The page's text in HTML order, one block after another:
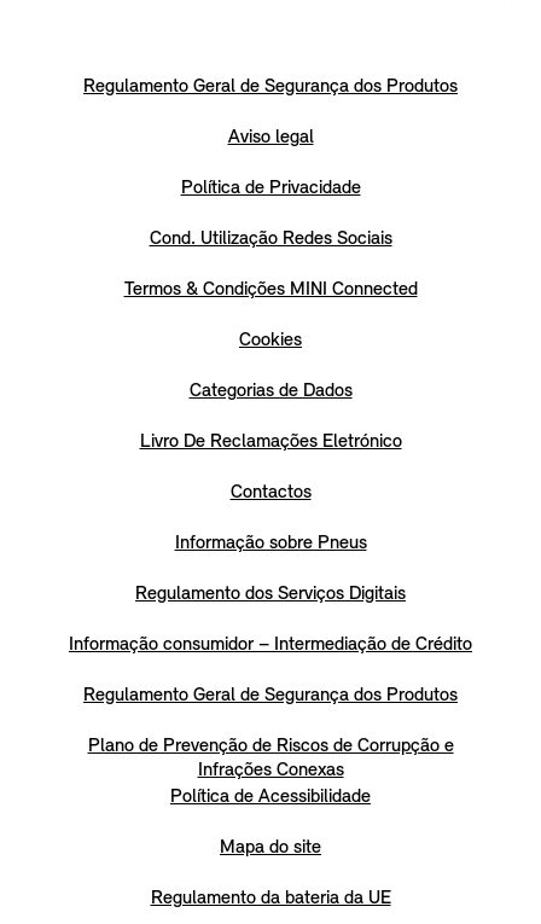
Regulamento Geral de Segurança dos Produtos
Aviso legal
Política de Privacidade
Cond. Utilização Redes Sociais
Termos & Condições MINI Connected
Cookies
Categorias de Dados
Livro De Reclamações Eletrónico
Contactos
Informação sobre Pneus
Regulamento dos Serviços Digitais
Informação consumidor – Intermediação de Crédito
Regulamento Geral de Segurança dos Produtos
Plano de Prevenção de Riscos de Corrupção e
Infrações Conexas
Política de Acessibilidade
Mapa do site
Regulamento da bateria da UE